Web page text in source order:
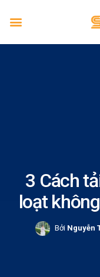
3 Cách
loạt
Bởi Nguyễn